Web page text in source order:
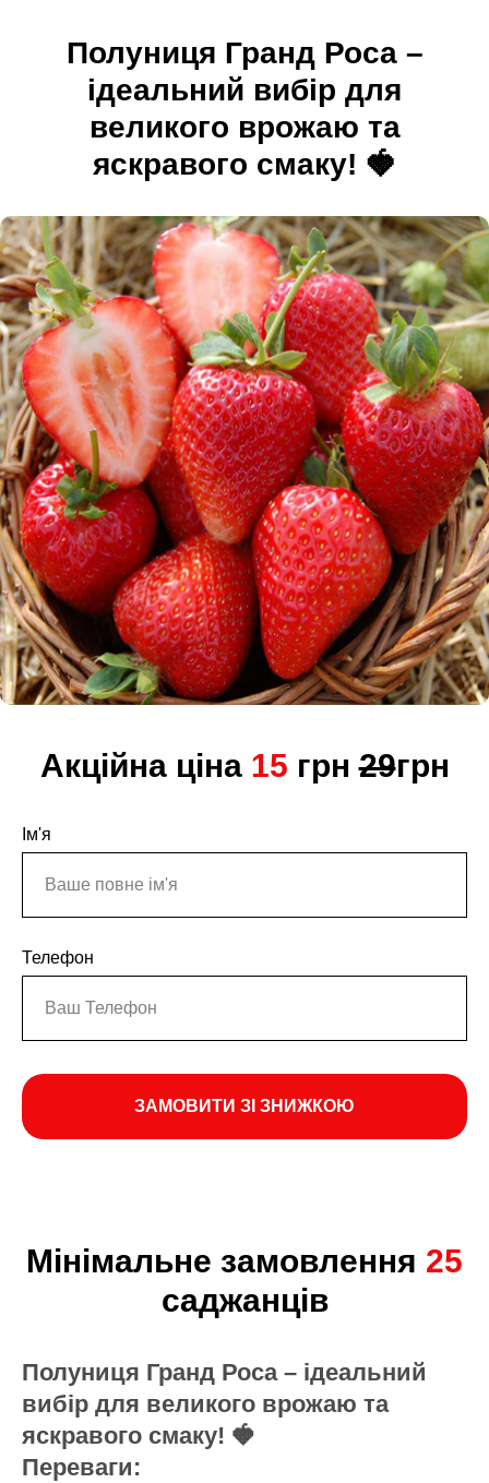
Полуниця Гранд Роса –
ідеальний вибір для
великого врожаю та
яскравого смаку! 🍓
Акційна ціна 15 грн 29грн
Ім'я
Телефон
ЗАМОВИТИ ЗІ ЗНИЖКОЮ
Мінімальне замовлення 25
саджанців
Полуниця Гранд Роса – ідеальний
вибір для великого врожаю та
яскравого смаку! 🍓
Переваги: